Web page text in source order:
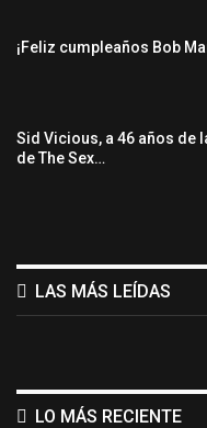
¡Feliz cumpleaños Bob
Sid Vicious, a 46 años de
de The Sex…
LAS MÁS LEÍDAS
LO MÁS RECIENTE